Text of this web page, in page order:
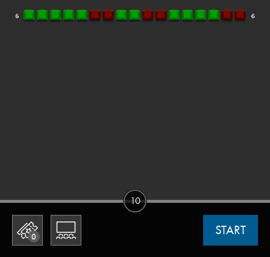
0 START
10